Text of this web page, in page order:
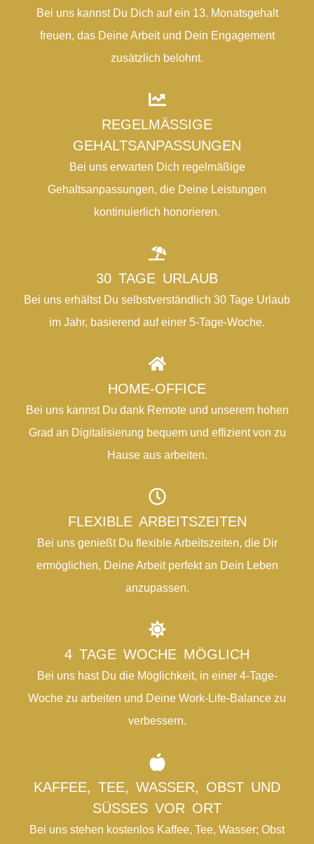
Bei uns kannst Du Dich auf ein 13. Monatsgehalt
freuen, das Deine Arbeit und Dein Engagement
zusätzlich belohnt.
REGELMÄSSIGE G
EHALTSANPASSUNGEN
Bei uns erwarten Dich regelmäßige
Gehaltsanpassungen, die Deine Leistungen
kontinuierlich honorieren.
30 TAGE URLAUB
Bei uns erhältst Du selbstverständlich 30 Tage Urlaub
im Jahr, basierend auf einer 5-Tage-Woche.
HOME-OFFICE
Bei uns kannst Du dank Remote und unserem hohen
Grad an Digitalisierung bequem und effizient von zu
Hause aus arbeiten.
FLEXIBLE ARBEITSZEITEN
Bei uns genießt Du flexible Arbeitszeiten, die Dir
ermöglichen, Deine Arbeit perfekt an Dein Leben
anzupassen.
4 TAGE WOCHE MÖGLICH
Bei uns hast Du die Möglichkeit, in einer 4-Tage-
Woche zu arbeiten und Deine Work-Life-Balance zu
verbessern.
KAFFEE, TEE, WASSER, OBST UND
SÜSSES VOR ORT
Bei uns stehen kostenlos Kaffee, Tee, Wasser; Obst